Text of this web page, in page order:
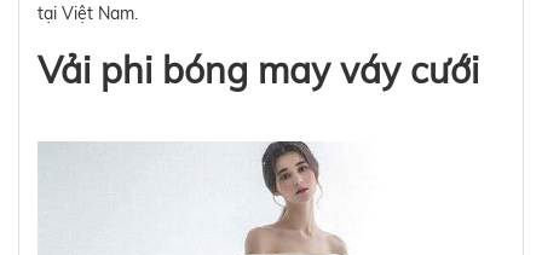
tại Việt Nam.
Vải phi bóng may váy cưới